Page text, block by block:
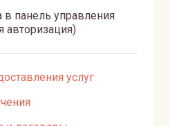
в панель управления
авторизация)
услуг